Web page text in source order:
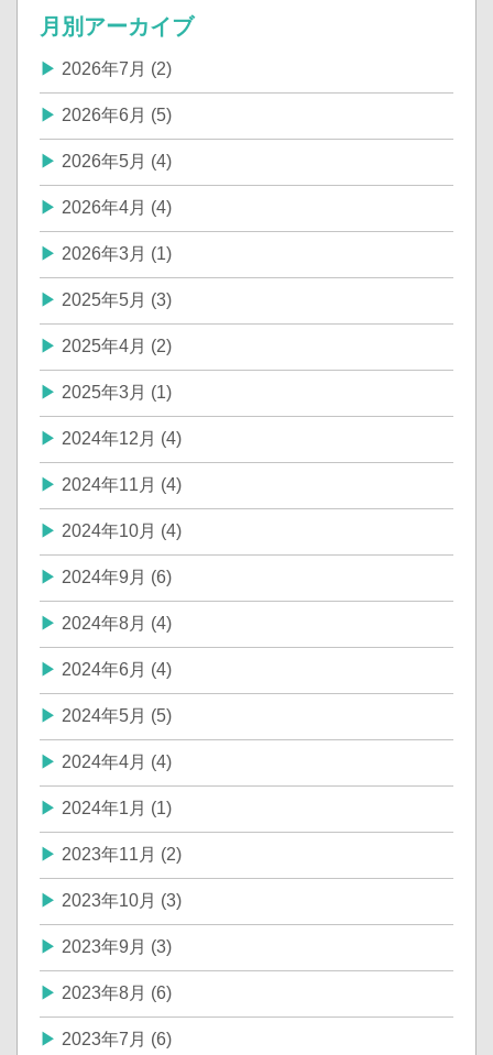
月別アーカイブ
2026年7月 (2)
2026年6月 (5)
2026年5月 (4)
2026年4月 (4)
2026年3月 (1)
2025年5月 (3)
2025年4月 (2)
2025年3月 (1)
2024年12月 (4)
2024年11月 (4)
2024年10月 (4)
2024年9月 (6)
2024年8月 (4)
2024年6月 (4)
2024年5月 (5)
2024年4月 (4)
2024年1月 (1)
2023年11月 (2)
2023年10月 (3)
2023年9月 (3)
2023年8月 (6)
2023年7月 (6)